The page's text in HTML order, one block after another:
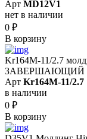
Арт MD12V1
нет в наличии
0 ₽
В корзину
Kr164M-11/2.7
ЗАВЕРШАЮЩИЙ
Арт Kr164M-11/2.7
в наличии
0 ₽
В корзину